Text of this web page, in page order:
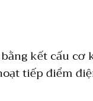
kết cấu
tiếp điểm